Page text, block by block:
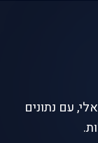
עם נתונים